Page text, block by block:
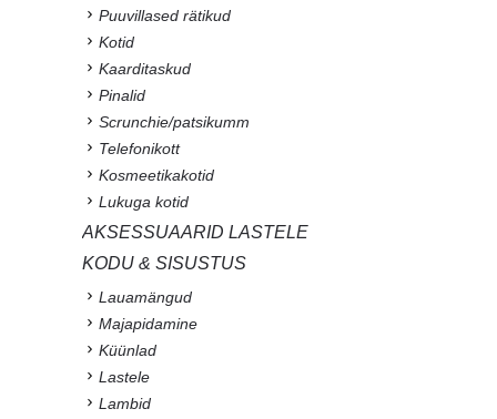
Puuvillased rätikud
Kotid
Kaarditaskud
Pinalid
Scrunchie/patsikumm
Telefonikott
Kosmeetikakotid
Lukuga kotid
AKSESSUAARID LASTELE
KODU & SISUSTUS
Lauamängud
Majapidamine
Küünlad
Lastele
Lambid